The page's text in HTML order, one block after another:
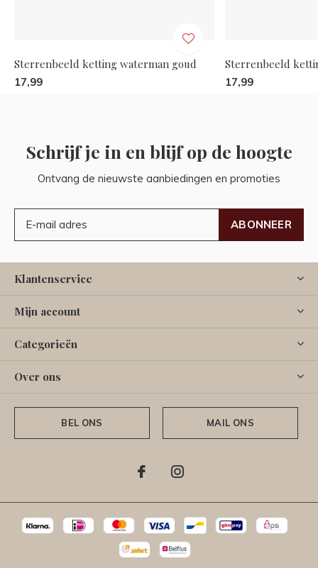
Sterrenbeeld ketting waterman goud
17,99
Sterrenbeeld
17,99
Schrijf je in en blijf op de hoogte
Ontvang de nieuwste aanbiedingen en promoties
ABONNEER
Klantenservice
Mijn account
Categorieën
Over ons
BEL ONS MAIL ONS